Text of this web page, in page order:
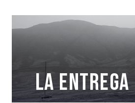
La Entrega